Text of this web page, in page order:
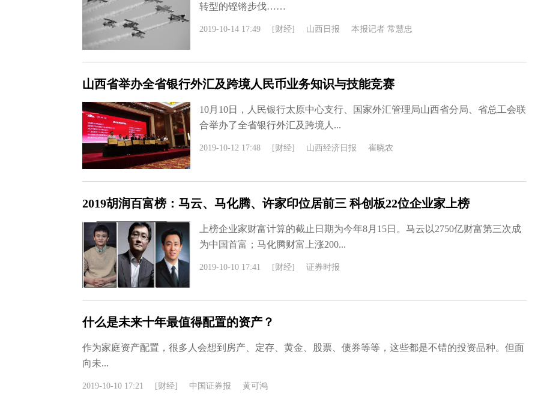
转型的铿锵步伐……
2019-10-14 17:49 [财经] 山西日报 本报记者 常慧忠
山西省举办全省银行外汇及跨境人民币业务知识与技能竞赛
10月10日，人民银行太原中心支行、国家外汇管理局山西省分局、省总工会联
合举办了全省银行外汇及跨境人...
2019-10-12 17:48 [财经] 山西经济日报 崔晓农
2019胡润百富榜：马云、马化腾、许家印位居前三 科创板22位企业家上榜
上榜企业家财富计算的截止日期为今年8月15日。马云以2750亿财富第三次成
为中国首富；马化腾财富上涨200...
2019-10-10 17:41 [财经] 证券时报
什么是未来十年最值得配置的资产？
作为家庭资产配置，很多人会想到房产、定存、黄金、股票、债券等等，这些都是不错的投资品种。但面
向未...
2019-10-10 17:21 [财经] 中国证券报 黄可鸿